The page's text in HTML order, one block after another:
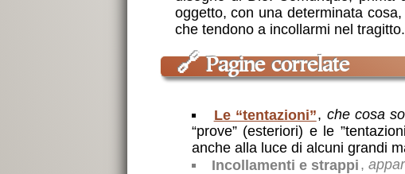
oggetto, con una determinata
che tendono a incollarmi nel
🔗 Pagine correlate
Incollamenti e strappi ,
Le “tentazioni”, che cosa
“prove” (esteriori) e le
anche alla luce di alcuni grandi